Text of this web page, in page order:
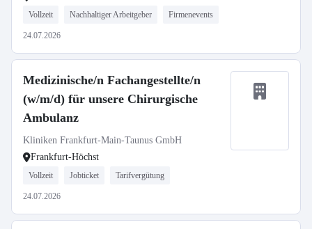
Vollzeit Nachhaltiger Arbeitgeber Firmenevents
24.07.2026
Medizinische/n Fachangestellte/n
(w/m/d) für unsere Chirurgische
Ambulanz
Kliniken Frankfurt-Main-Taunus GmbH
Frankfurt-Höchst
Vollzeit Jobticket Tarifvergütung
24.07.2026